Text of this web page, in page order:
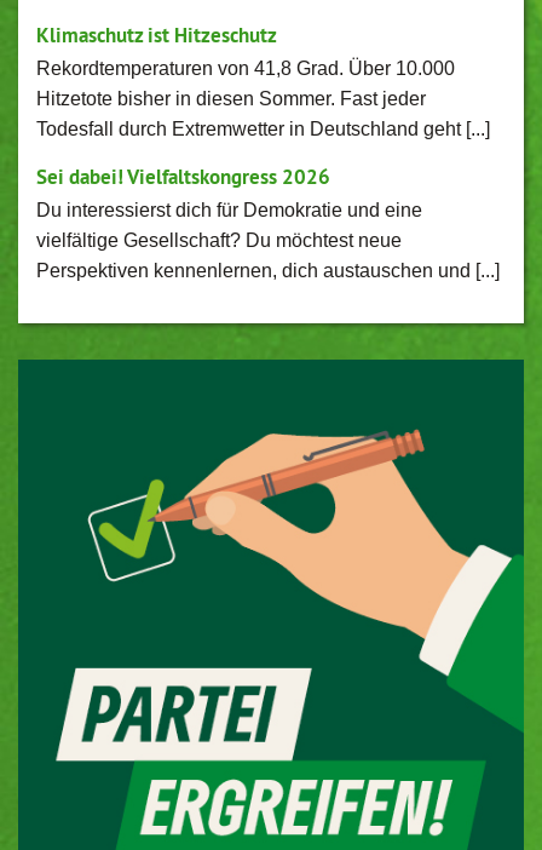
Klimaschutz ist Hitzeschutz
Rekordtemperaturen von 41,8 Grad. Über 10.000
Hitzetote bisher in diesen Sommer. Fast jeder
Todesfall durch Extremwetter in Deutschland geht [...]
Sei dabei! Vielfaltskongress 2026
Du interessierst dich für Demokratie und eine
vielfältige Gesellschaft? Du möchtest neue
Perspektiven kennenlernen, dich austauschen und [...]